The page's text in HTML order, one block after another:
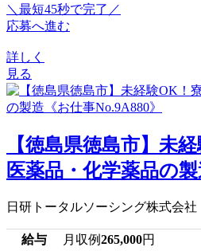
＼最短45秒で完了／
応募へ進む
詳しく
見る
【徳島県徳島市】未
医薬品・化学薬品の
日研トータルソーシング株式会社
給与 月収例265,000円